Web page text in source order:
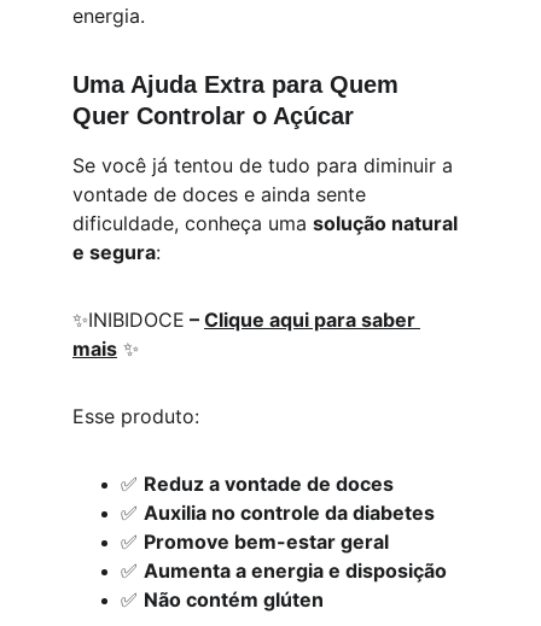
energia.
Uma Ajuda Extra para Quem
Quer Controlar o Açúcar
Se você já tentou de tudo para diminuir a
vontade de doces e ainda sente
dificuldade, conheça uma solução natural
e segura:
✨INIBIDOCE – Clique aqui para saber
mais ✨
Esse produto:
✅ Reduz a vontade de doces
✅ Auxilia no controle da diabetes
✅ Promove bem-estar geral
✅ Aumenta a energia e disposição
✅ Não contém glúten